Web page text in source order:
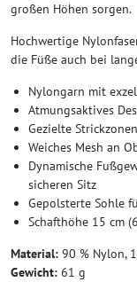
großen Höhen sorgen.
Hochwertige
die Füße auch bei
Nylongarn mit
Atmungsaktives
Gezielte
Weiches Mesh an
Dynamische
sicheren Sitz
Gepolsterte Sohle
Schafthöhe 15 cm
Material: 90 % Nylon,
Gewicht: 61 g